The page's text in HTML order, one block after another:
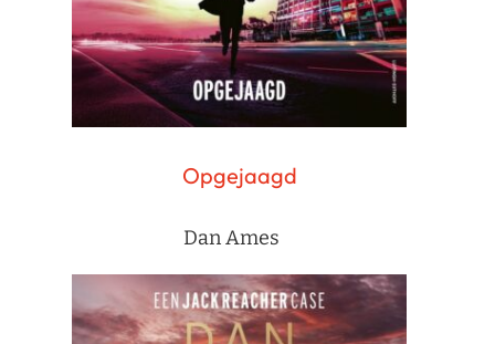
Opgejaagd
Dan Ames